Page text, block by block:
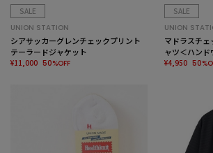
SALE
UNION STATION
シアサッカーグレンチェックプリント
テーラードジャケット
¥11,000 50%OFF
SALE
UNION
マドラスチ
ャツ＜ハン
＞
¥4,950